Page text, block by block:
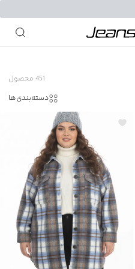
451 محصول
دسته‌بندی‌ها